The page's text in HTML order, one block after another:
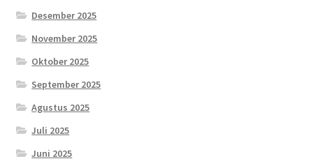
Desember 2025
November 2025
Oktober 2025
September 2025
Agustus 2025
Juli 2025
Juni 2025